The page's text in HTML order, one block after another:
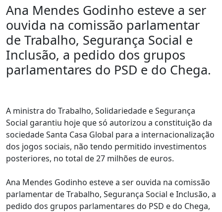
Ana Mendes Godinho esteve a ser
ouvida na comissão parlamentar
de Trabalho, Segurança Social e
Inclusão, a pedido dos grupos
parlamentares do PSD e do Chega.
A ministra do Trabalho, Solidariedade e Segurança
Social garantiu hoje que só autorizou a constituição da
sociedade Santa Casa Global para a internacionalização
dos jogos sociais, não tendo permitido investimentos
posteriores, no total de 27 milhões de euros.
Ana Mendes Godinho esteve a ser ouvida na comissão
parlamentar de Trabalho, Segurança Social e Inclusão, a
pedido dos grupos parlamentares do PSD e do Chega,